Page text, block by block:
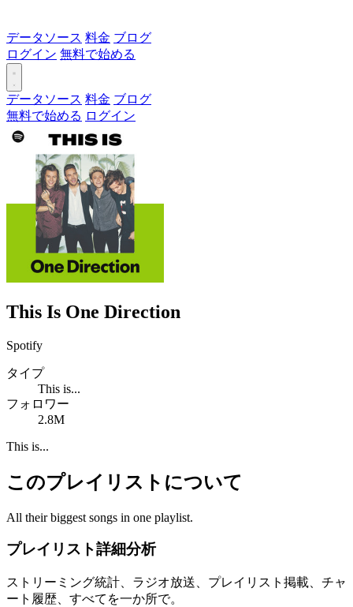
データソース 料金 ブログ
ログイン 無料で始める
データソース 料金 ブログ
無料で始める ログイン
This Is One Direction
Spotify
タイプ
This is...
フォロワー
2.8M
This is...
このプレイリストについて
All their biggest songs in one playlist.
プレイリスト詳細分析
ストリーミング統計、ラジオ放送、プレイリスト掲載、チャ
ート履歴、すべてを一か所で。